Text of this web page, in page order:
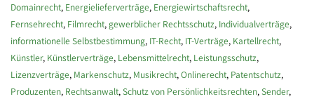
Domainrecht, Energielieferverträge, Energiewirtschaftsrecht,
Fernsehrecht, Filmrecht, gewerblicher Rechtsschutz, Individualverträge,
informationelle Selbstbestimmung, IT-Recht, IT-Verträge, Kartellrecht,
Künstler, Künstlerverträge, Lebensmittelrecht, Leistungsschutz,
Lizenzverträge, Markenschutz, Musikrecht,Onlinerecht, Patentschutz,
Produzenten, Rechtsanwalt,Schutz von Persönlichkeitsrechten,Sender,